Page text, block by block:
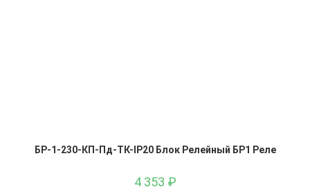
БР-1-230-КП-Пд-ТК-IP20 Блок Релейный БР1 Реле
4 353 ₽